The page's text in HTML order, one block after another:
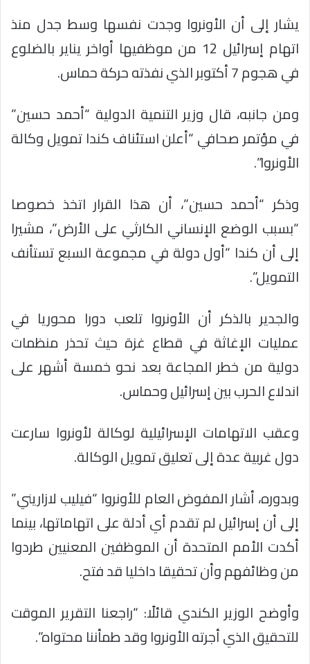
يشار إلى أن الأونروا وجدت نفسها وسط جدل منذ
اتهام إسرائيل 12 من موظفيها أواخر يناير بالضلوع
في هجوم 7 أكتوبر الذي نفذته حركة حماس.
ومن جانبه، قال وزير التنمية الدولية “أحمد حسين”
في مؤتمر صحافي “أعلن استئناف كندا تمويل وكالة
الأونروا”.
وذكر “أحمد حسين”، أن هذا القرار اتخذ خصوصا
“بسبب الوضع الإنساني الكارثي على الأرض”، مشيرا
إلى أن كندا “أول دولة في مجموعة السبع تستأنف
التمويل”.
والجدير بالذكر أن الأونروا تلعب دورا محوريا في
عمليات الإغاثة في قطاع غزة حيث تحذر منظمات
دولية من خطر المجاعة بعد نحو خمسة أشهر على
اندلاع الحرب بين إسرائيل وحماس.
وعقب الاتهامات الإسرائيلية لوكالة لأونروا سارعت
دول غربية عدة إلى تعليق تمويل الوكالة.
وبدوره، أشار المفوض العام للأونروا “فيليب لازاريني”
إلى أن إسرائيل لم تقدم أي أدلة على اتهاماتها، بينما
أكدت الأمم المتحدة أن الموظفين المعنيين طردوا
من وظائفهم وأن تحقيقا داخليا قد فتح.
وأوضح الوزير الكندي قائلًا: “راجعنا التقرير الموقت
للتحقيق الذي أجرته الأونروا وقد طمأننا محتواه”.